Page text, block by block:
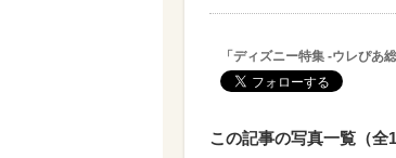
「ディズニー特集 -ウレぴあ
この記事の写真一覧（全